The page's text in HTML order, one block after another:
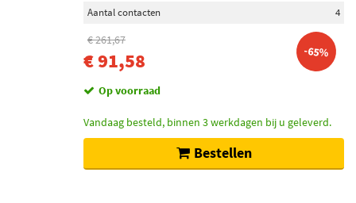
Aantal contacten 4
€ 261,67
€ 91,58 -65%
Op voorraad
Vandaag besteld, binnen 3 werkdagen bij u geleverd.
Bestellen